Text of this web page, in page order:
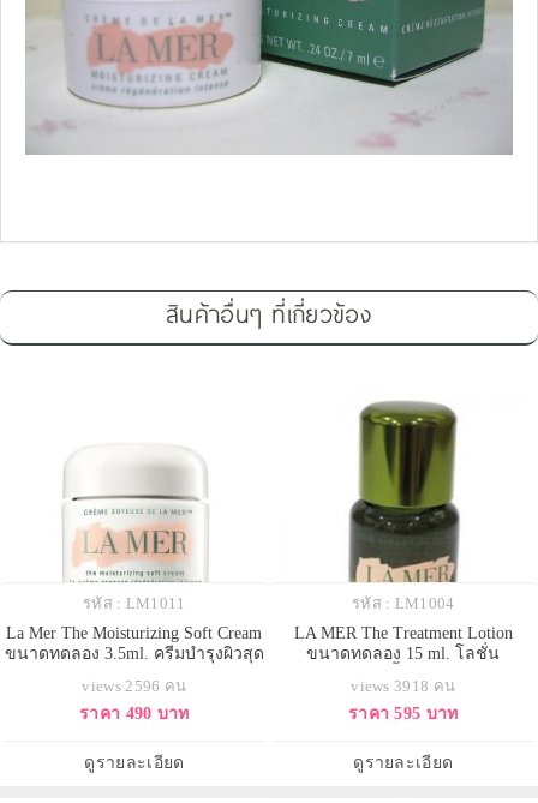
สินค้าอื่นๆ ที่เกี่ยวข้อง
รหัส : LM1011
La Mer The Moisturizing Soft Cream
ขนาดทดลอง 3.5ml. ครีมบำรุงผิวสุด
ธรรมชาติลากหลายชนิด อุดมไป
ด้วยวิตามินและแร่ธาตุที่จำเป็นต่อ
บางเบา สามารถใช้ได้ทั้งกลางวัน
และกลางคืน
views 2596 คน
ราคา 490 บาท
ดูรายละเอียด
รหัส : LM1004
LA MER The Treatment Lotion
ขนาดทดลอง 15 ml. โลชั่น
ความชุ่มชื่นให้ผิวดูเปล่งประกาย
อย่างเจิดจรัส ขั้นตอนสำคัญในการ
และมอบความชุ่มชื่นสู่ผิวอย่างล้ำลึก
ผิวได้รับการฟื้นบำรุง ช่วยให้สี
views 3918 คน
ราคา 595 บาท
ดูรายละเอียด